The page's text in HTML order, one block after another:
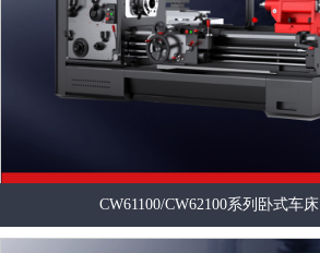
CW61100/CW62100系列卧式车床